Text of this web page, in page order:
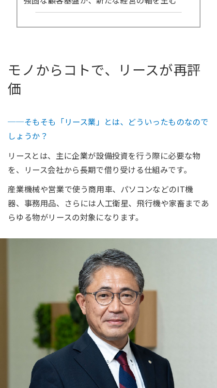
モノからコトで、リースが再評
価
──そもそも「リース業」とは、どういったものなので
しょうか？
リースとは、主に企業が設備投資を行う際に必要な物
を、リース会社から長期で借り受ける仕組みです。
産業機械や営業で使う商用車、パソコンなどのIT機
器、事務用品、さらには人工衛星、飛行機や家畜まであ
らゆる物がリースの対象になります。